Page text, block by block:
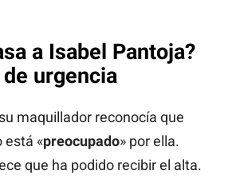
a Isabel Pantoja?
urgencia
maquillador reconocía que
está «preocupado» por ella.
que ha podido recibir el alta.